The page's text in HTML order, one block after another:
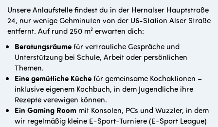
Unsere Anlaufstelle findest du in der Hernalser Hauptstraße
24, nur wenige Gehminuten von der U6-Station Alser Straße
entfernt. Auf rund 250 m² erwarten dich:
Beratungsräumefür vertrauliche Gespräche und
Unterstützung bei Schule, Arbeit oder persönlichen
Themen.
Eine gemütliche Küchefür gemeinsame Kochaktionen –
inklusive eigenem Kochbuch, in dem Jugendliche ihre
Rezepte verewigen können.
Ein Gaming Room mit Konsolen, PCs und Wuzzler, in dem
wir regelmäßig kleine E-Sport-Turniere (E-Sport League)